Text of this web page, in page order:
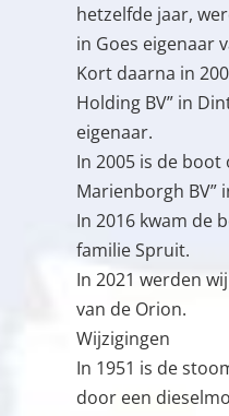
hetzelfde jaar,
in Goes eigenaar
Kort daarna in
Holding BV” in
eigenaar.
In 2005 is de boot
Marienborgh BV”
In 2016 kwam de
familie Spruit.
In 2021 werden
van de Orion.
Wijzigingen
In 1951 is de
door een